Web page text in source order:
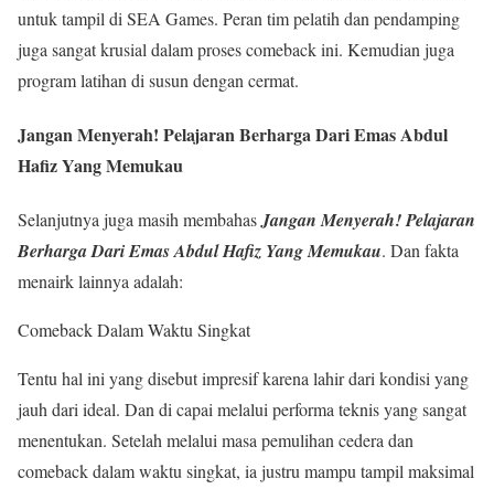
untuk tampil di SEA Games. Peran tim pelatih dan pendamping
juga sangat krusial dalam proses comeback ini. Kemudian juga
program latihan di susun dengan cermat.
Jangan Menyerah! Pelajaran Berharga Dari Emas Abdul
Hafiz Yang Memukau
Selanjutnya juga masih membahasJangan Menyerah! Pelajaran
Berharga Dari Emas Abdul Hafiz Yang Memukau. Dan fakta
menairk lainnya adalah:
Comeback Dalam Waktu Singkat
Tentu hal ini yang disebut impresif karena lahir dari kondisi yang
jauh dari ideal. Dan di capai melalui performa teknis yang sangat
menentukan. Setelah melalui masa pemulihan cedera dan
comeback dalam waktu singkat, ia justru mampu tampil maksimal